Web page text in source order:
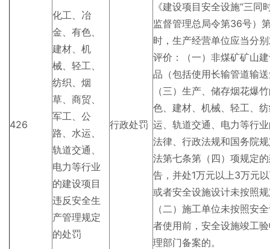
426
化工、冶
金、有色、
建材、机
械、轻工、
纺织、烟
草、商贸、
军工、公
路、水运、
轨道交通、
电力等行业
的建设项目
违反安全生
产管理规定
的处罚
行政处罚
《建设项目安全设施“三
监督管理总局令第36号）
时，生产经营单位应当分
评价：（一）非煤矿矿山
品（包括使用长输管道输
（三）生产、储存烟花爆
色、建材、机械、轻工、
运、轨道交通、电力等行
法律、行政法规和国务院
法第七条第（四）项规定
告，并处1万元以上3万元
或者安全设施设计未按照
（二）施工单位未按照安
者使用前，安全设施竣工
理部门备案的。